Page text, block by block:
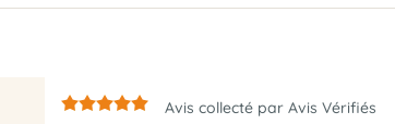
Avis collecté par Avis Vérifiés